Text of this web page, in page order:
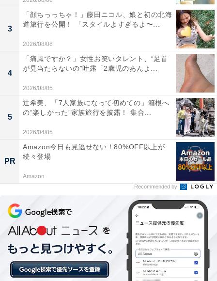
3
「顔ちっっちゃ！」藤田ニコル、娘と初の北海
道旅行を公開！ 「スタイルよすぎるよ〜...
2026/08/08
4
「痛風ですか？」女性お笑いタレント、“足首
が見当たらないの”吐露「2歳児のあんよ...
2026/08/05
5
辻希美、「7人家族になって初めての」箱根へ
の“楽しかった”家族旅行を披露！ 集合...
2026/04/05
PR
Amazon今日も見逃せない！80%OFF以上が
続々登場
Amazon
Recommended by